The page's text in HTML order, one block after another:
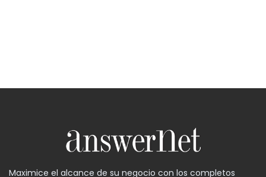
Maximice el alcance de su negocio con los completos